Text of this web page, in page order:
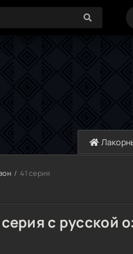
41 серия
с русской